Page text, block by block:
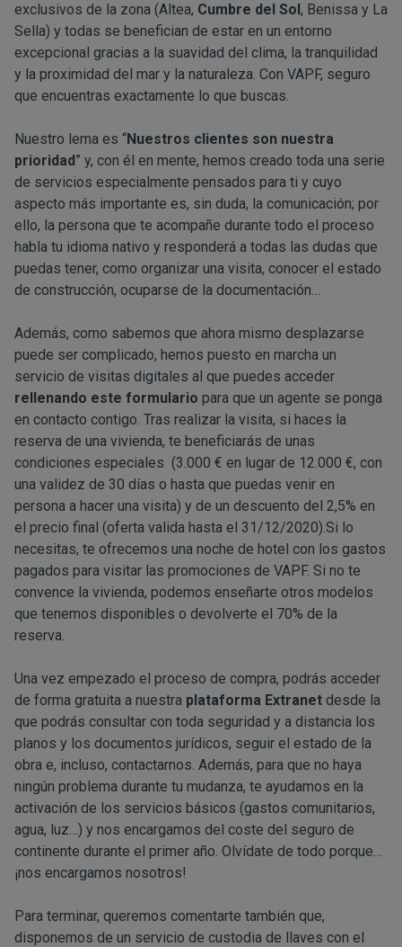
exclusivos de la zona (Altea, Cumbre del Sol, Benissa y La
Sella) y todas se benefician de estar en un entorno
excepcional gracias a la suavidad del clima, la tranquilidad
y la proximidad del mar y la naturaleza. Con VAPF, seguro
que encuentras exactamente lo que buscas.
Nuestro lema es “Nuestros clientes son nuestra
prioridad” y, con él en mente, hemos creado toda una serie
de servicios especialmente pensados para ti y cuyo
aspecto más importante es, sin duda, la comunicación; por
ello, la persona que te acompañe durante todo el proceso
habla tu idioma nativo y responderá a todas las dudas que
puedas tener, como organizar una visita, conocer el estado
de construcción, ocuparse de la documentación…
Además, como sabemos que ahora mismo desplazarse
puede ser complicado, hemos puesto en marcha un
servicio de visitas digitales al que puedes acceder
rellenando este formulario para que un agente se ponga
en contacto contigo. Tras realizar la visita, si haces la
reserva de una vivienda, te beneficiarás de unas
condiciones especiales (3.000 € en lugar de 12.000 €, con
una validez de 30 días o hasta que puedas venir en
persona a hacer una visita) y de un descuento del 2,5% en
el precio final (oferta valida hasta el 31/12/2020).Si lo
necesitas, te ofrecemos una noche de hotel con los gastos
pagados para visitar las promociones de VAPF. Si no te
convence la vivienda, podemos enseñarte otros modelos
que tenemos disponibles o devolverte el 70% de la
reserva.
Una vez empezado el proceso de compra, podrás acceder
de forma gratuita a nuestra plataforma Extranet desde la
que podrás consultar con toda seguridad y a distancia los
planos y los documentos jurídicos, seguir el estado de la
obra e, incluso, contactarnos. Además, para que no haya
ningún problema durante tu mudanza, te ayudamos en la
activación de los servicios básicos (gastos comunitarios,
agua, luz…) y nos encargamos del coste del seguro de
continente durante el primer año. Olvídate de todo porque…
¡nos encargamos nosotros!
Para terminar, queremos comentarte también que,
disponemos de un servicio de custodia de llaves con el